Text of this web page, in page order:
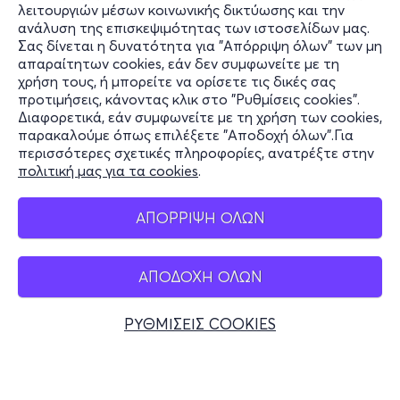
λειτουργιών μέσων κοινωνικής δικτύωσης και την
ανάλυση της επισκεψιμότητας των ιστοσελίδων μας.
Σας δίνεται η δυνατότητα για "Απόρριψη όλων" των μη
απαραίτητων cookies, εάν δεν συμφωνείτε με τη
χρήση τους, ή μπορείτε να ορίσετε τις δικές σας
προτιμήσεις, κάνοντας κλικ στο "Ρυθμίσεις cookies".
Διαφορετικά, εάν συμφωνείτε με τη χρήση των cookies,
παρακαλούμε όπως επιλέξετε "Αποδοχή όλων".Για
περισσότερες σχετικές πληροφορίες, ανατρέξτε στην
πολιτική μας για τα cookies.
ΑΠΟΡΡΙΨΗ ΟΛΩΝ
ΑΠΟΔΟΧΗ ΟΛΩΝ
ΡΥΘΜΙΣΕΙΣ COOKIES
Πληροφορίες
Υποστήριξη
Stay Connected
Mobile app